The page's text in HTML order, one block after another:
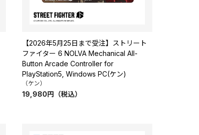
【2026年5月25日まで受注】ストリート
ファイター 6 NOLVA Mechanical All-
Button Arcade Controller for
PlayStation5, Windows PC(ケン)
（ケン）
19,980円 （税込）